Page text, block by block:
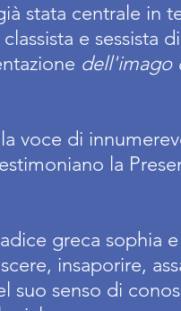
stata centrale in
e sessista
dell'imago
voce di
la
greca sophia
insaporire,
suo senso di